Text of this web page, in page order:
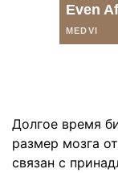
Долгое время
размер мозга
связан с